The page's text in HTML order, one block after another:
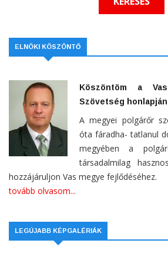
ELNÖKI KÖSZÖNTŐ
Köszöntöm a
Szövetség
A megyei polgárőr
óta fáradha- tatlanul
megyében a
társadalmilag
hozzájáruljon Vas megye fejlődéséhez.
tovább olvasom...
LEGÚJABB KÉPGALÉRIÁK